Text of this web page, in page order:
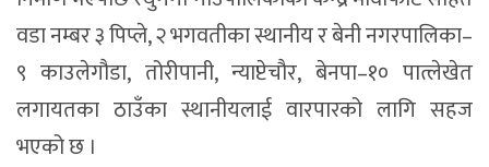
वडा नम्बर ३ पिप्ले, २ भगवतीका स्थानीय र बेनी नगरपालिका–
९ काउलेगौडा, तोरीपानी, न्याप्टेचौर, बेनपा–१० पात्लेखेत
लगायतका ठाउँका स्थानीयलाई वारपारको लागि सहज
भएको छ ।